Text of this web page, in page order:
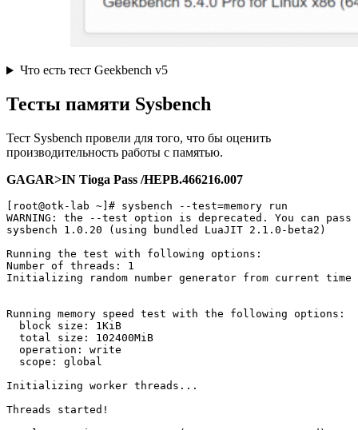
Что есть тест Geekbench v5
Тесты памяти Sysbench
Тест Sysbench провели для того, что бы оценить
производительность работы с памятью.
GAGAR>IN Tioga Pass /HEPB.466216.007
[root@otk-lab ~]# sysbench --test=memory run
WARNING: the --test option is deprecated. You can
sysbench 1.0.20 (using bundled LuaJIT 2.1.0-beta2)
Running the test with following options:
Number of threads: 1
Initializing random number generator from current time
Running memory speed test with the following options:
  block size: 1KiB
  total size: 102400MiB
  operation: write
  scope: global
Initializing worker threads...
Threads started!